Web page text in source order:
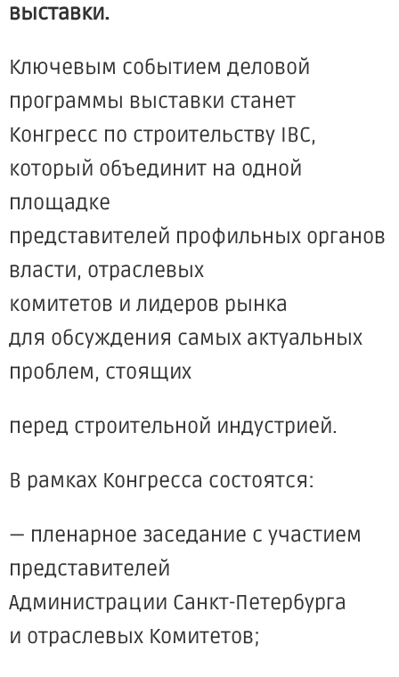
выставки.
Ключевым событием деловой
программы выставки станет
Конгресс по строительству IBC,
который объединит на одной
площадке
представителей профильных органов
власти, отраслевых
комитетов и лидеров рынка
для обсуждения самых актуальных
проблем, стоящих
перед строительной индустрией.
В рамках Конгресса состоятся:
— пленарное заседание с участием
представителей
Администрации Санкт-Петербурга
и отраслевых Комитетов;